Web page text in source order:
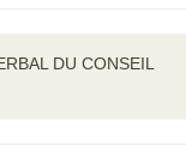
DU CONSEIL